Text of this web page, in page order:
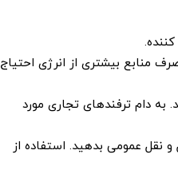
منابع بیشتری از انرژی احتیاج
دام ترفندهای تجاری مورد
نقل عمومی بدهید. استفاده از